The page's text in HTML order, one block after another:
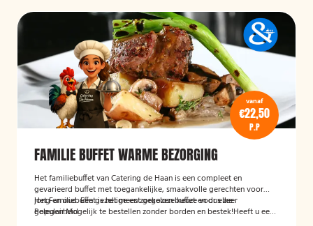
vanaf
€22,50
P.P
FAMILIE BUFFET WARME BEZORGING
Het familiebuffet van Catering de Haan is een compleet en
gevarieerd buffet met toegankelijke, smaakvolle gerechten voor
jong en oud. Een gezellige en zorgeloze keuze voor elke
gelegenheid.
Het Familiebuffet is het meest gekozen buffet en dus zeer
Populair.Mogelijk te bestellen zonder borden en bestek!Heeft u een